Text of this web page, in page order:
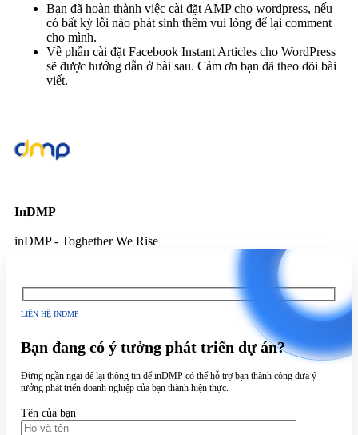
Bạn đã hoàn thành việc cài đặt AMP cho wordpress, nếu
có bất kỳ lỗi nào phát sinh thêm vui lòng để lại comment
cho mình.
Về phần cài đặt Facebook Instant Articles cho WordPress
sẽ được hướng dẫn ở bài sau. Cảm ơn bạn đã theo dõi bài
viết.
InDMP
inDMP - Toghether We Rise
LIÊN HỆ INDMP
Bạn đang có ý tưởng phát triển dự án?
Đừng ngần ngại để lại thông tin để inDMP có thể hỗ trợ bạn thành công đưa ý
tưởng phát triển doanh nghiệp của bạn thành hiện thực.
Tên của bạn